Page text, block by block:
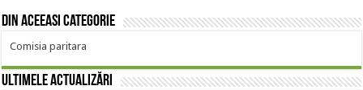
Din aceeasi categorie
Comisia paritara
Ultimele actualizări